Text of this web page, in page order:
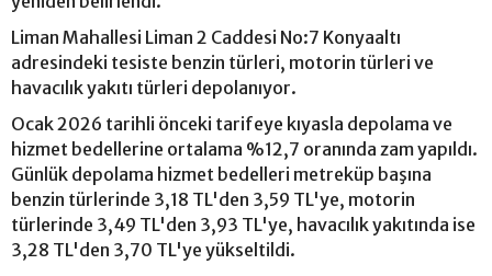
Liman Mahallesi Liman 2 Caddesi No:7 Konyaaltı
adresindeki tesiste benzin türleri, motorin türleri ve
havacılık yakıtı türleri depolanıyor.
Ocak 2026 tarihli önceki tarifeye kıyasla depolama ve
hizmet bedellerine ortalama %12,7 oranında zam yapıldı.
Günlük depolama hizmet bedelleri metreküp başına
benzin türlerinde 3,18 TL'den 3,59 TL'ye, motorin
türlerinde 3,49 TL'den 3,93 TL'ye, havacılık yakıtında ise
3,28 TL'den 3,70 TL'ye yükseltildi.